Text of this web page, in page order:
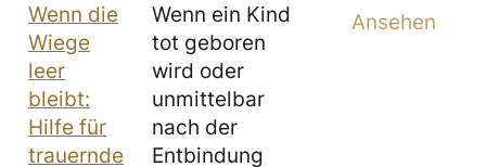
Wenn die
Wiege
leer
bleibt:
Hilfe für
trauernde
Wenn ein Kind
tot geboren
wird oder
unmittelbar
nach der
Entbindung
Ansehen